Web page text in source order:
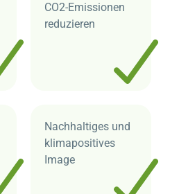
CO2-Emissionen
reduzieren
Nachhaltiges und
klimapositives
Image